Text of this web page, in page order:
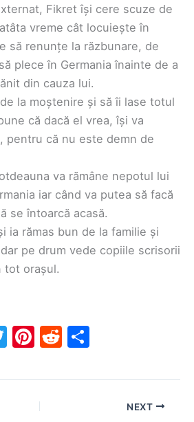
Fikret își cere scuze de
vreme cât locuiește în
să renunțe la răzbunare, de
plece în Germania înainte de a
din cauza lui.
la moștenire și să îi lase totul
că dacă el vrea, își va
pentru că nu este demn de
va rămâne nepotul lui
iar când va putea să facă
se întoarcă acasă.
ia rămas bun de la familie și
pe drum vede copiile scrisorii
tot orașul.
T
itt
Pi
er
e
R
d ar
NEXT